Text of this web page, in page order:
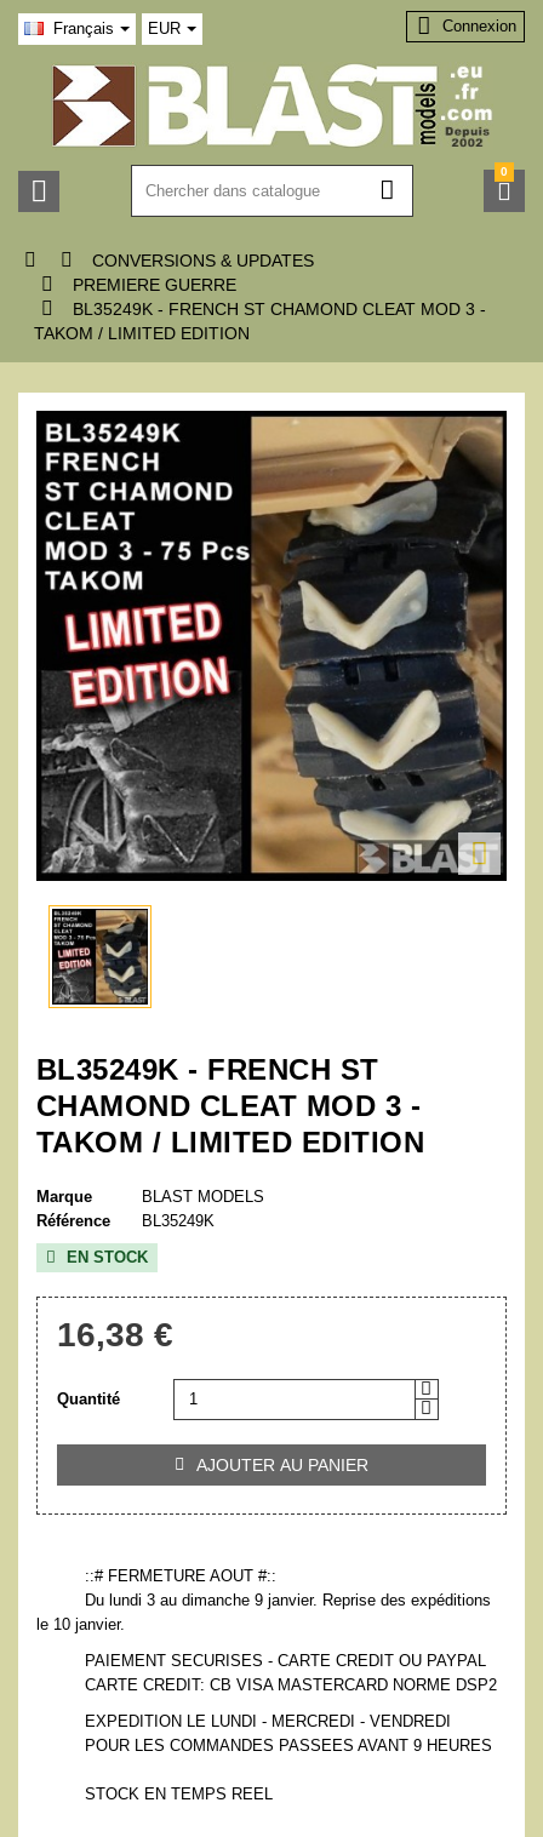
Français EUR
 
 Connexion

0
  CONVERSIONS & UPDATES
 PREMIERE GUERRE

BL35249K - FRENCH ST CHAMOND CLEAT MOD 3 -
TAKOM / LIMITED EDITION

BL35249K - FRENCH ST
CHAMOND CLEAT MOD 3 -
TAKOM / LIMITED EDITION
Marque
BLAST MODELS
Référence
BL35249K
 EN STOCK
16,38 €
Quantité
 AJOUTER AU PANIER
::# FERMETURE AOUT #::
Du lundi 3 au dimanche 9 janvier. Reprise des expéditions
le 10 janvier.
PAIEMENT SECURISES - CARTE CREDIT OU PAYPAL
CARTE CREDIT: CB VISA MASTERCARD NORME DSP2
EXPEDITION LE LUNDI - MERCREDI - VENDREDI
POUR LES COMMANDES PASSEES AVANT 9 HEURES
STOCK EN TEMPS REEL